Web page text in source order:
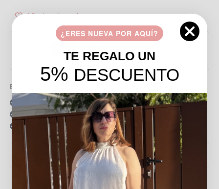
Añadir a favoritos
Pago seguro garantizado
Envío gratis en pedidos de más de 49 €
15 días para realizar devoluciones
Resolvemos tus dudas por llamada o WhatsApp
Recogida en tienda gratis
VER MEDIDAS Y GUÍA DE TALLAS
¿ERES NUEVA POR AQUÍ?
TE REGALO UN
5% DESCUENTO